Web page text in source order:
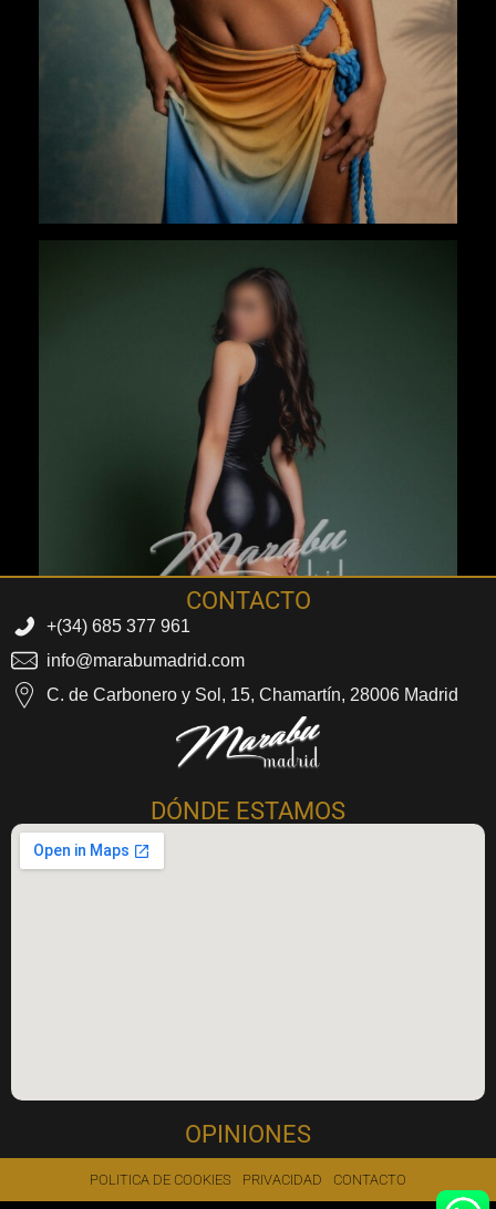
CONTACTO
+(34) 685 377 961
info@marabumadrid.com
C. de Carbonero y Sol, 15, Chamartín, 28006 Madrid
DÓNDE ESTAMOS
OPINIONES
POLITICA DE COOKIES PRIVACIDAD CONTACTO